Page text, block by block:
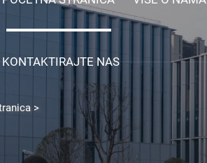
KONTAKTIRAJTE NAS
>